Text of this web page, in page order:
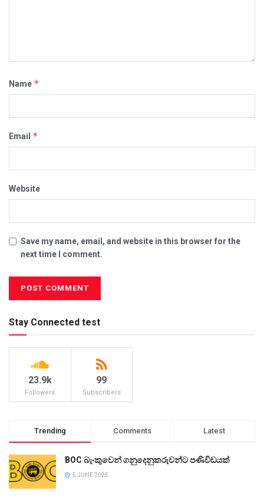
Name *
Email *
Website
Save my name, email, and website in this browser for the
next time I comment.
Stay Connected test
23.9k
Followers
99
Subscribers
Trending Comments Latest
BOC බැංකුවෙන් ගනුදෙනුකරුවන්ට පණිවිඩයක්
5 JUNE 2025